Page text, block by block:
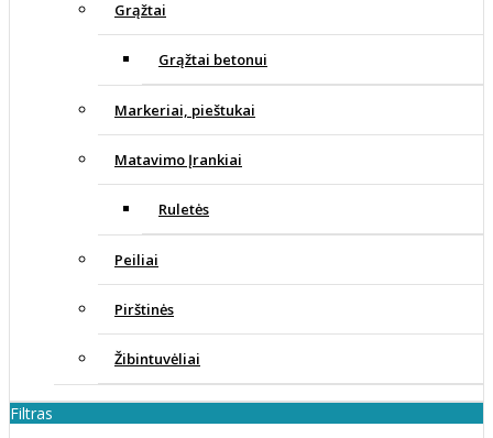
Grąžtai
Grąžtai betonui
Markeriai, pieštukai
Matavimo Įrankiai
Ruletės
Peiliai
Pirštinės
Žibintuvėliai
Filtras